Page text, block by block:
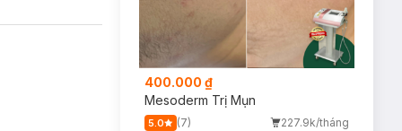
400.000 ₫
Mesoderm Trị Mụn
5.0 (7) 227.9k/tháng